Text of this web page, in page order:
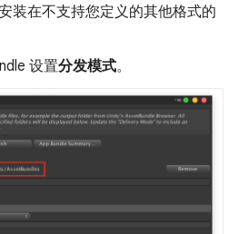
装在不支持您定义的其他格式的
设置分发模式。